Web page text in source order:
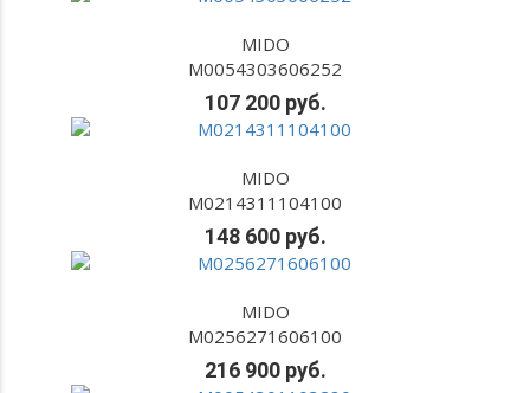
MIDO
M0054303606252
107 200 руб.
MIDO
M0214311104100
148 600 руб.
MIDO
M0256271606100
216 900 руб.